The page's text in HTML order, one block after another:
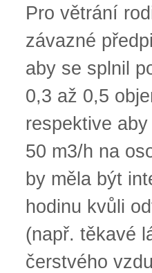
Pro větrání
závazné
aby se splnil
0,3 až 0,5
respektive
50 m3/h na
by měla být
hodinu kvůli
(např. těkavé
čerstvého